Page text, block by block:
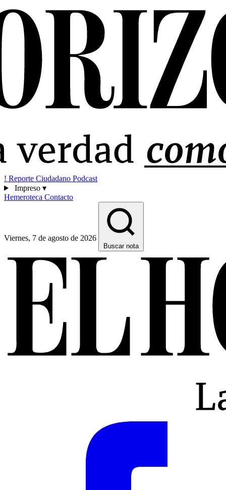
! Reporte Ciudadano Podcast
Impreso ▾
Hemeroteca Contacto
Viernes, 7 de agosto de 2026
Buscar nota